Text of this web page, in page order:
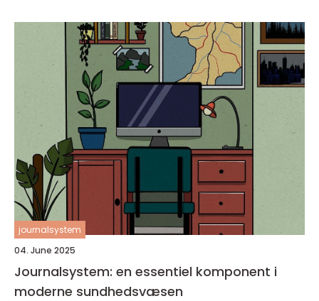
journalsystem
04. June 2025
Journalsystem: en essentiel komponent i
moderne sundhedsvæsen